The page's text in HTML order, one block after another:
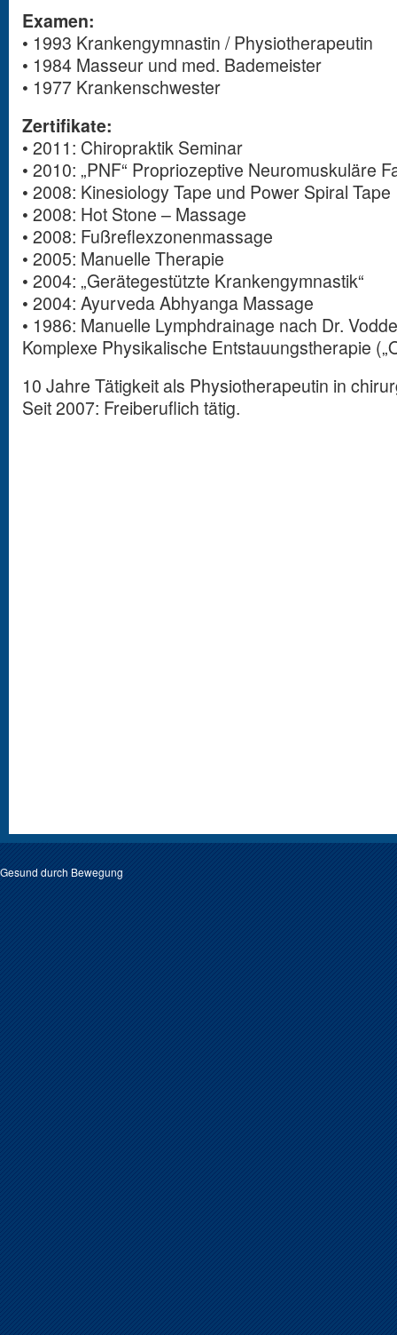
Examen:
• 1993 Krankengymnastin / Physiotherapeutin
• 1984 Masseur und med. Bademeister
• 1977 Krankenschwester
Zertifikate:
• 2011: Chiropraktik Seminar
• 2010: „PNF“ Propriozeptive Neuromuskuläre
• 2008: Kinesiology Tape und Power Spiral Tape
• 2008: Hot Stone – Massage
• 2008: Fußreflexzonenmassage
• 2005: Manuelle Therapie
• 2004: „Gerätegestützte Krankengymnastik“
• 2004: Ayurveda Abhyanga Massage
• 1986: Manuelle Lymphdrainage nach Dr.
Komplexe Physikalische Entstauungstherapie
10 Jahre Tätigkeit als Physiotherapeutin in
Seit 2007: Freiberuflich tätig.
Gesund durch Bewegung